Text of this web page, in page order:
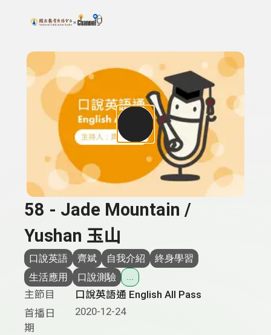
上方功能區塊
搜尋關鍵字：可輸入節目名稱、主持人或關鍵字
58 - Jade Mountain /
Yushan 玉山
口說英語 齊斌 自我介紹
終身學習
生活應用
口說測驗 ...
主節目
口說英語通 English All Pass
首播日
期
2020-12-24